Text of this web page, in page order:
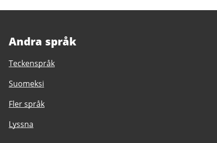
Andra språk
Teckenspråk
Suomeksi
Fler språk
Lyssna